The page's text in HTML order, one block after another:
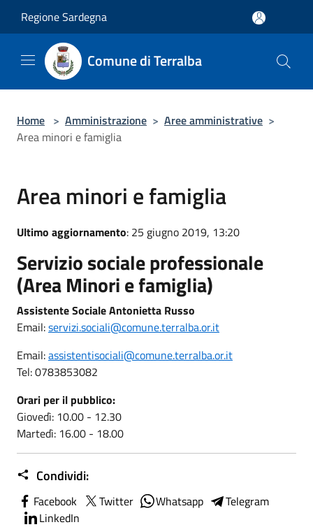
Regione Sardegna
Comune di Terralba
Home > Amministrazione > Aree amministrative >
Area minori e famiglia
Area minori e famiglia
Ultimo aggiornamento: 25 giugno 2019, 13:20
Servizio sociale professionale
(Area Minori e famiglia)
Assistente Sociale Antonietta Russo
Email:servizi.sociali@comune.terralba.or.it
Email:assistentisociali@comune.terralba.or.it
Tel: 0783853082
Orari per il pubblico:
Giovedì: 10.00 - 12.30
Martedì: 16.00 - 18.00
Condividi:
Facebook Twitter Whatsapp
Telegram
LinkedIn